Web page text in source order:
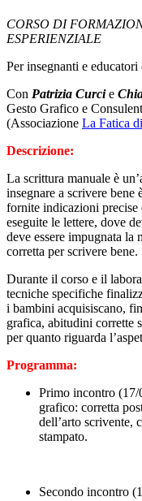
CORSO DI
ESPERIENZIALE
Per insegnanti e
Con Patrizia Curcie
Gesto Grafico e
(Associazione La Fatica
Descrizione:
La scrittura manuale è
insegnare a scrivere bene
fornite indicazioni precise
eseguite le lettere, dove
deve essere impugnata la
corretta per scrivere bene.
Durante il corso e il
tecniche specifiche
i bambini acquisiscano,
grafica, abitudini corrette
per quanto riguarda
Programma:
Primo incontro
grafico: corretta
dell’arto scrivente,
stampato.
Secondo incontro